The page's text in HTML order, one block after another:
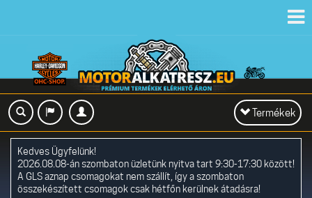
Toggle
navigation
Termékek
Kedves Ügyfelünk!
2026.08.08-án szombaton üzletünk nyitva tart 9:30-17:30 között!
A GLS aznap csomagokat nem szállít, így a szombaton
összekészített csomagok csak hétfőn kerülnek átadásra!